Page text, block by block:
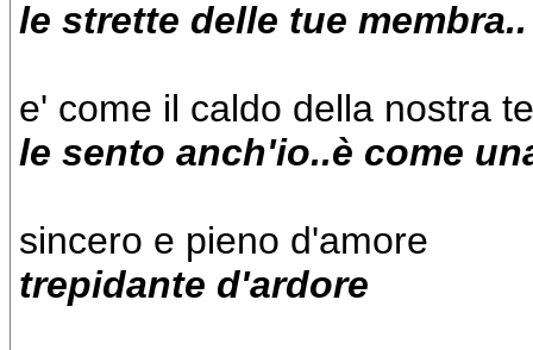
le strette delle tue
e' come il caldo della nostra
le sento anch'io..è come
sincero e pieno d'amore
trepidante d'ardore